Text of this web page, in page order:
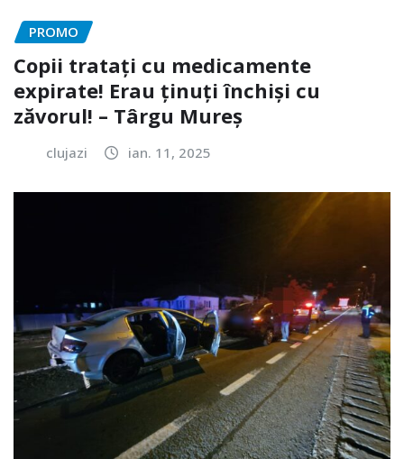
PROMO
Copii tratați cu medicamente
expirate! Erau ținuți închiși cu
zăvorul! – Târgu Mureș
clujazi ian. 11, 2025